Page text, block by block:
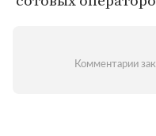
Комментарии